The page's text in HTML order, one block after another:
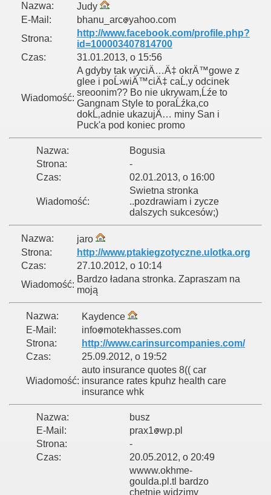
Nazwa:
Judy
E-Mail:
bhanu_arc yahoo.com
Strona:
http://www.facebook.com/profile.php?
id=100003407814700
Czas:
31.01.2013, o 15:56
Wiadomość:
A gdyby tak wyciÄ…Ä‡ okrÄ™gowe z
glee i poĹ›wiÄ™ciÄ‡ caĹ‚y odcinek
sreoonim?? Bo nie ukrywam,Ĺźe to
Gangnam Style to poraĹźka,co
dokĹ‚adnie ukazujÄ… miny San i
Puck'a pod koniec promo
Nazwa:
Bogusia
Strona:
-
Czas:
02.01.2013, o 16:00
Wiadomość:
Swietna stronka
..pozdrawiam i zycze
dalszych sukcesów;)
Nazwa:
jaro
Strona:
http://www.ptakiegzotyczne.ulotka.org
Czas:
27.10.2012, o 10:14
Wiadomość:
Bardzo ładana stronka. Zapraszam na
moją
Nazwa:
Kaydence
E-Mail:
info
motekhasses.com
Strona:
http://www.carinsurcompanies.com/
Czas:
25.09.2012, o 19:52
Wiadomość:
auto insurance quotes 8(( car
insurance rates kpuhz health care
insurance whk
Nazwa:
busz
E-Mail:
prax1
wp.pl
Strona:
-
Czas:
20.05.2012, o 20:49
wwww.okhme-
goulda.pl.tl bardzo
chętnie widzimy